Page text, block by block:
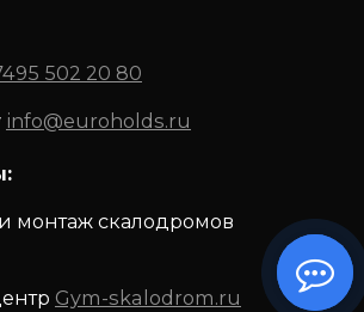
502 20 80
info@euroholds.ru
монтаж скалодромов
Gym-skalodrom.ru